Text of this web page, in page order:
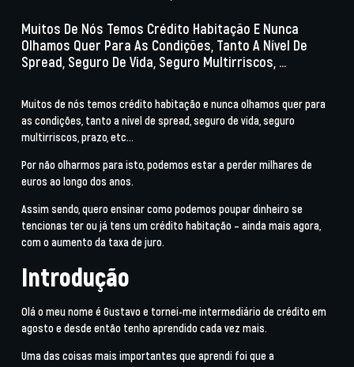
Muitos De Nós Temos Crédito Habitação E Nunca
Olhamos Quer Para As Condições, Tanto A Nível De
Spread, Seguro De Vida, Seguro Multirriscos, ...
Muitos de nós temos crédito habitação e nunca olhamos quer para
as condições, tanto a nível de spread, seguro de vida, seguro
multirriscos, prazo, etc…
Por não olharmos para isto, podemos estar a perder milhares de
euros ao longo dos anos.
Assim sendo, quero ensinar como podemos poupar dinheiro se
tencionas ter ou já tens um crédito habitação – ainda mais agora,
com o aumento da taxa de juro.
Introdução
Olá o meu nome é Gustavo e tornei-me intermediário de crédito em
agosto e desde então tenho aprendido cada vez mais.
Uma das coisas mais importantes que aprendi foi que a